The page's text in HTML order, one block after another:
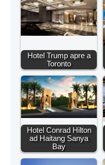
Hotel Trump apre a
Toronto
Hotel Conrad Hilton
ad Haitang Sanya
Bay